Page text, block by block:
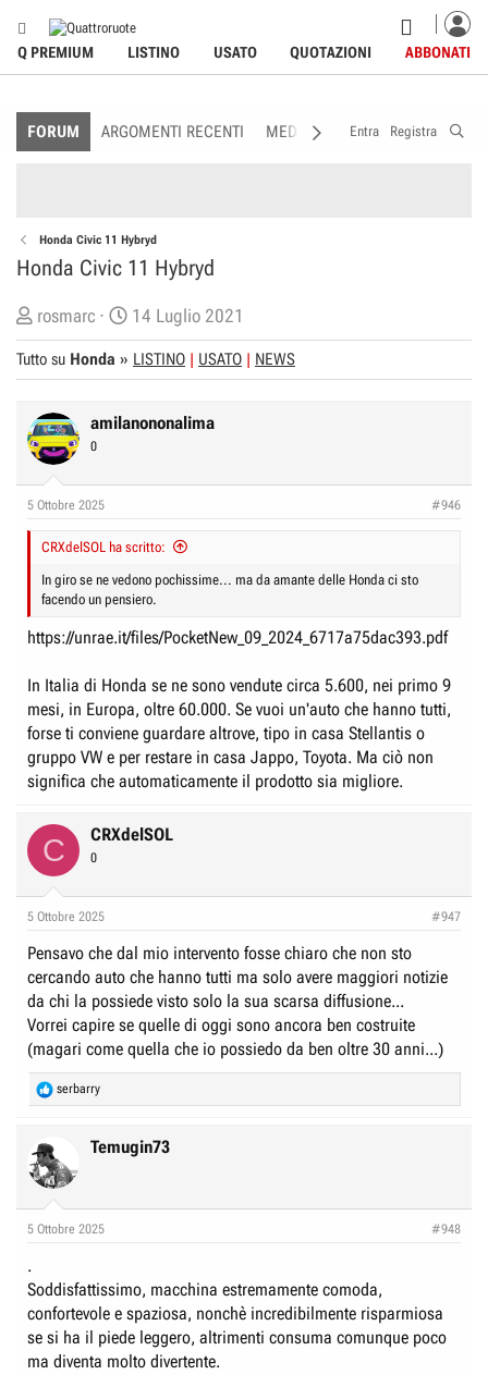
Q PREMIUM LISTINO USATO QUOTAZIONI ABBONATI
FORUM ARGOMENTI RECENTI MEDIA MEMBRI
Entra Registra
Honda Civic 11 Hybryd
Honda Civic 11 Hybryd
C
r
e
t
o
e
s
c
u
s
i
o
n
e
rosmarc
D
a
t
d
z
i
o
14 Luglio 2021
Tutto su Honda » LISTINO USATO NEWS
amilanononalima
0
5 Ottobre 2025 #946
CRXdelSOL ha scritto:
In giro se ne vedono pochissime... ma da amante delle Honda ci sto
facendo un pensiero.
https://unrae.it/files/PocketNew_09_2024_6717a75dac393.pdf
In Italia di Honda se ne sono vendute circa 5.600, nei primo 9
mesi, in Europa, oltre 60.000. Se vuoi un'auto che hanno tutti,
forse ti conviene guardare altrove, tipo in casa Stellantis o
gruppo VW e per restare in casa Jappo, Toyota. Ma ciò non
significa che automaticamente il prodotto sia migliore.
C CRXdelSOL
0
5 Ottobre 2025 #947
Pensavo che dal mio intervento fosse chiaro che non sto
cercando auto che hanno tutti ma solo avere maggiori notizie
da chi la possiede visto solo la sua scarsa diffusione...
Vorrei capire se quelle di oggi sono ancora ben costruite
(magari come quella che io possiedo da ben oltre 30 anni...)
R
e
t
i
s
serbarry
Temugin73
5 Ottobre 2025 #948
.
Soddisfattissimo, macchina estremamente comoda,
confortevole e spaziosa, nonchè incredibilmente risparmiosa
se si ha il piede leggero, altrimenti consuma comunque poco
ma diventa molto divertente.